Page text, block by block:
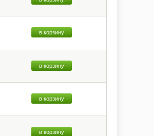
в корзину
в корзину
в корзину
в корзину